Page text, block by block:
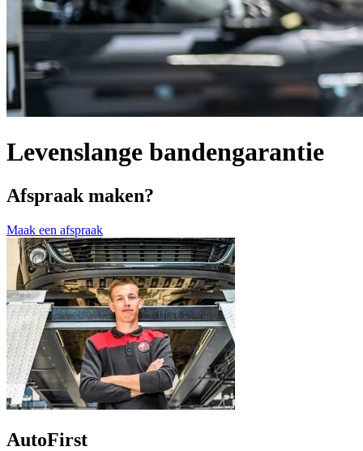
Levenslange bandengarantie
Afspraak maken?
Maak een afspraak
AutoFirst